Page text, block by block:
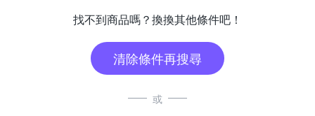
找不到商品嗎？換換其他條件吧！
清除條件再搜尋
或